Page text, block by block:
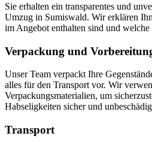
Sie erhalten ein transparentes und
Umzug in Sumiswald. Wir erklären
im Angebot enthalten sind und
Verpackung und
Unser Team verpackt Ihre
alles für den Transport vor. Wir
Verpackungsmaterialien, um
Habseligkeiten sicher und
Transport